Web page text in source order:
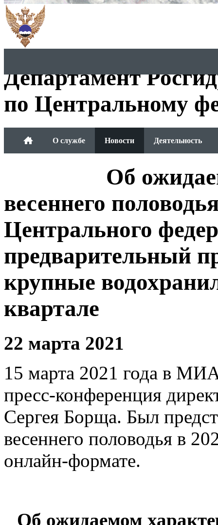
Департамент
по Центральному
О службе Новости Деятельность
Об
весеннего
Центрального
предварительный
крупные
квартале
22 марта 2021
15 марта 2021 года в МИА
пресс-конференция
Сергея Борща. Был
весеннего половодья в
онлайн-формате.
Об ожидаемом